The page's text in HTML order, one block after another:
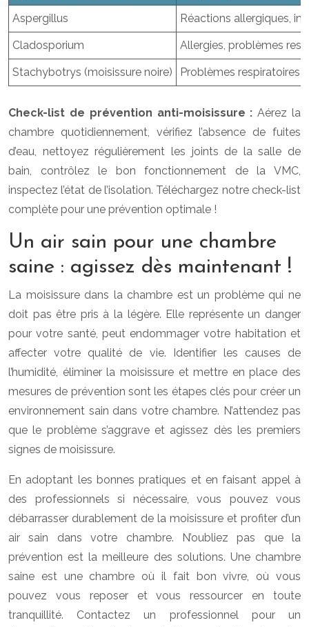
Aspergillus Réactions allergiques,
Cladosporium Allergies, problèmes
Stachybotrys (moisissure noire) Problèmes respiratoires
Check-list de prévention anti-moisissure :Aérez la
chambre quotidiennement, vérifiez l’absence de fuites
d’eau, nettoyez régulièrement les joints de la salle de
bain, contrôlez le bon fonctionnement de la VMC,
inspectez l’état de l’isolation. Téléchargez notre check-list
complète pour une prévention optimale !
Un air sain pour une chambre
saine : agissez dès maintenant !
La moisissure dans la chambre est un problème qui ne
doit pas être pris à la légère. Elle représente un danger
pour votre santé, peut endommager votre habitation et
affecter votre qualité de vie. Identifier les causes de
l’humidité, éliminer la moisissure et mettre en place des
mesures de prévention sont les étapes clés pour créer un
environnement sain dans votre chambre. N’attendez pas
que le problème s’aggrave et agissez dès les premiers
signes de moisissure.
En adoptant les bonnes pratiques et en faisant appel à
des professionnels si nécessaire, vous pouvez vous
débarrasser durablement de la moisissure et profiter d’un
air sain dans votre chambre. N’oubliez pas que la
prévention est la meilleure des solutions. Une chambre
saine est une chambre où il fait bon vivre, où vous
pouvez vous reposer et vous ressourcer en toute
tranquillité. Contactez un professionnel pour un